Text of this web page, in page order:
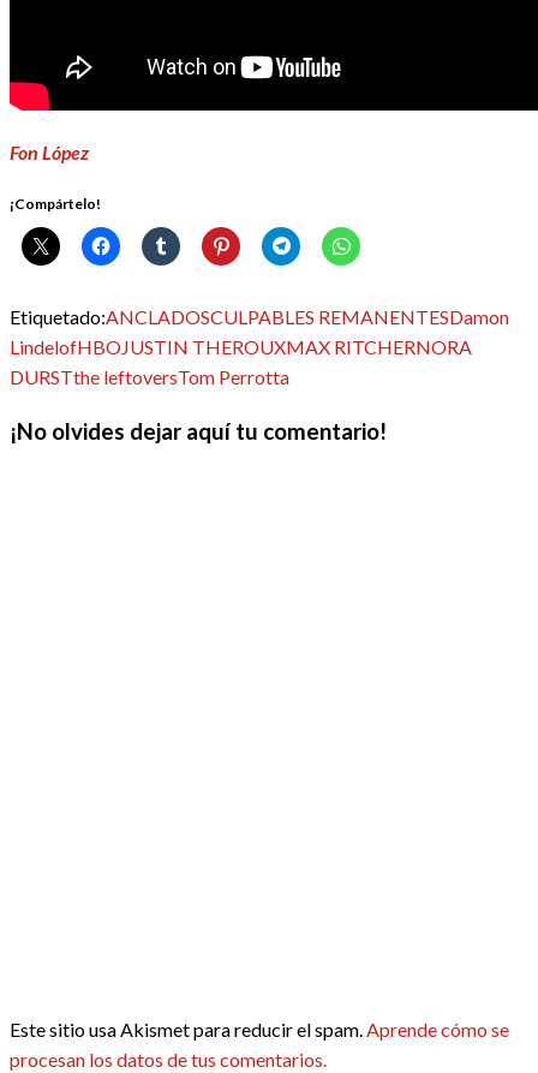
Fon López
¡Compártelo!
Etiquetado:ANCLADOSCULPABLES REMANENTESDamon
LindelofHBOJUSTIN THEROUXMAX RITCHERNORA
DURSTthe leftoversTom Perrotta
¡No olvides dejar aquí tu comentario!
Este sitio usa Akismet para reducir el spam.Aprende cómo se
procesan los datos de tus comentarios.